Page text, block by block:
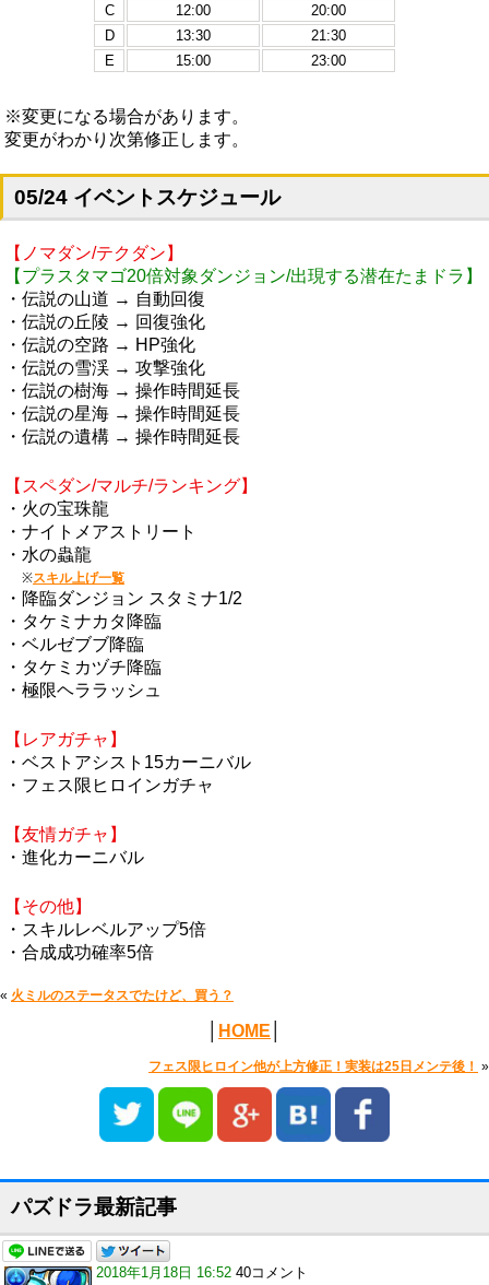
C
12:00
20:00
D
13:30
21:30
E
15:00 23:00
※変更になる場合があります。
変更がわかり次第修正します。
05/24 イベントスケジュール
【ノマダン/テクダン】
【プラスタマゴ20倍対象ダンジョン/出現する潜在たまドラ】
・伝説の山道 → 自動回復
・伝説の丘陵 → 回復強化
・伝説の空路 → HP強化
・伝説の雪渓 → 攻撃強化
・伝説の樹海 → 操作時間延長
・伝説の星海 → 操作時間延長
・伝説の遺構 → 操作時間延長
【スペダン/マルチ/ランキング】
・火の宝珠龍
・ナイトメアストリート
・水の蟲龍
※スキル上げ一覧
・降臨ダンジョン スタミナ1/2
・タケミナカタ降臨
・ベルゼブブ降臨
・タケミカヅチ降臨
・極限ヘララッシュ
【レアガチャ】
・ベストアシスト15カーニバル
・フェス限ヒロインガチャ
【友情ガチャ】
・進化カーニバル
【その他】
・スキルレベルアップ5倍
・合成成功確率5倍
« 火ミルのステータスでたけど、買う？
HOME
フェス限ヒロイン他が上方修正！実装は25日メンテ後！ »
パズドラ最新記事
2018年1月18日 16:52 40コメント